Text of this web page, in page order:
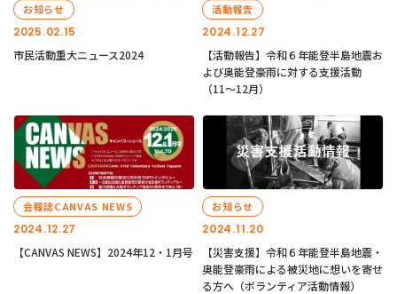
2025.02.15
お知らせ
市民活動重大ニュース2024
2024.12.27
活動報告
【活動報告】令和６年能登半島地震お
よび奥能登豪雨に対する支援活動
（11〜12月）
2024.12.27
会報誌CANVAS NEWS
【CANVAS NEWS】2024年12・1月号
2024.11.20
お知らせ
【災害支援】令和６年能登半島地震・
奥能登豪雨による被災地に想いを寄せ
る方へ（ボランティア活動情報）